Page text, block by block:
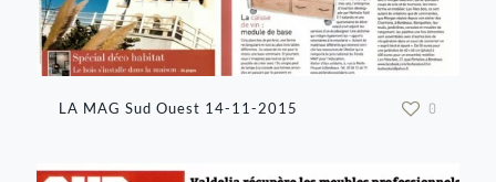
LA MAG Sud Ouest 14-11-2015 0